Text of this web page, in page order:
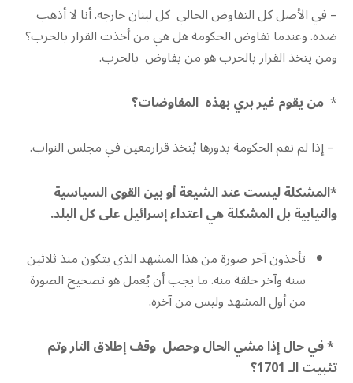
– في الأصل كل التفاوض الحالي كل لبنان خارجه. أنا لا أذهب
ضده. وعندما تفاوض الحكومة هل هي من أخذت القرار بالحرب؟
ومن يتخذ القرار بالحرب هو من يفاوض بالحرب.
* من يقوم غير بري بهذه المفاوضات؟
– إذا لم تقم الحكومة بدورها يُتخذ قرارمعين في مجلس النواب.
*المشكلة ليست عند الشيعة أو بين القوى السياسية
والنيابية بل المشكلة هي اعتداء إسرائيل على كل البلد.
تأخذون آخر صورة من هذا المشهد الذي يتكون منذ ثلاثين
سنة وآخر حلقة منه. ما يجب أن يُعمل هو تصحيح الصورة
من أول المشهد وليس من آخره.
* في حال إذا مشي الحال وحصل وقف إطلاق النار وتم
تثبيت الـ 1701؟